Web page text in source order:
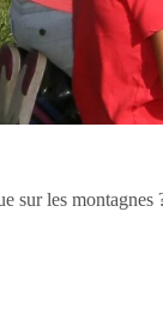
sur les